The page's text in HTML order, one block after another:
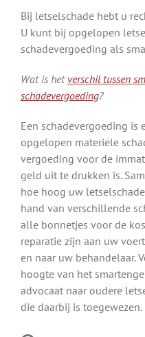
Bij letselschade hebt u
U kunt bij opgelopen
schadevergoeding als
Wat is het verschil tussen
schadevergoeding?
Een schadevergoeding
opgelopen materiële
vergoeding voor de
geld uit te drukken is.
hoe hoog uw
hand van verschillende
alle bonnetjes voor de
reparatie zijn aan uw
en naar uw behandelaar.
hoogte van het
advocaat naar oudere
die daarbij is toegewezen.